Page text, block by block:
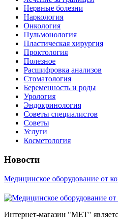
Нервные болезни
Наркология
Онкология
Пульмонология
Пластическая хирургия
Проктология
Полезное
Расшифровка анализов
Стоматология
Беременность и роды
Урология
Эндокринология
Советы специалистов
Советы
Услуги
Косметология
Новости
Медицинское оборудование от
Интернет-магазин "МЕТ"